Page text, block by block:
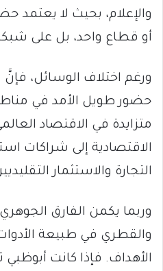
والإعلام، بحيث لا يعتمد
أو قطاع واحد، بل على
ورغم اختلاف الوسائل، فإنَّ
حضور طويل الأمد في
متزايدة في الاقتصاد
الاقتصادية إلى شراكات
التجارة والاستثمار
وربما يكمن الفارق الجوهري
والقطري في طبيعة
الأهداف. فإذا كانت أبوظبي